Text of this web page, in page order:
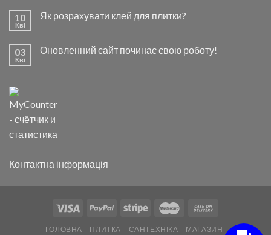
10
Кві
Як розрахувати клей для плитки?
03
Кві
Оновленний сайт починає свою роботу!
Контактна інформація
ГОЛОВНА ПЛИТКА САНТЕХНІКА
МАГАЗИН